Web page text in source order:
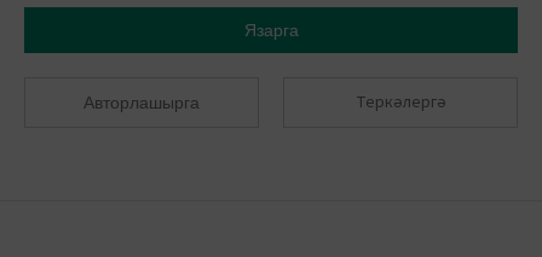
Язарга
Авторлашырга Теркәлергә